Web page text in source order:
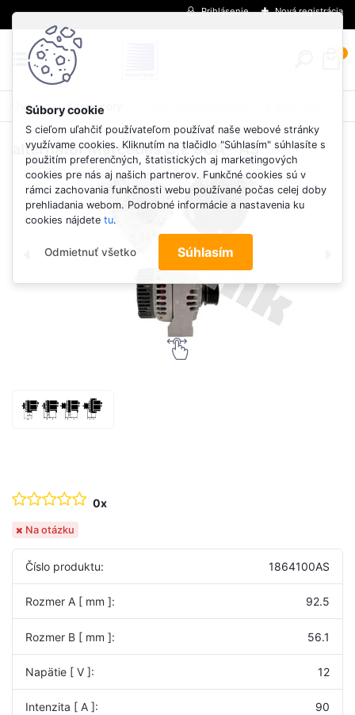
S cieľom uľahčiť používateľom používať naše webové stránky
využívame cookies. Kliknutím na tlačidlo "Súhlasím" súhlasíte s
použitím preferenčných, štatistických aj marketingových
cookies pre nás aj našich partnerov. Funkčné cookies sú v
rámci zachovania funkčnosti webu používané počas celej doby
prehliadania webom. Podrobné informácie a nastavenia ku
cookies nájdete tu.
Odmietnuť všetko Súhlasím
Prihlásenie Nová registrácia
0
Úvod Alternátory
alternátor Mercedes C,E 90A - AS
Na otázku
0x
Číslo produktu: 1864100AS
Rozmer A [ mm ]: 92.5
Rozmer B [ mm ]: 56.1
Napätie [ V ]: 12
Intenzita [ A ]: 90